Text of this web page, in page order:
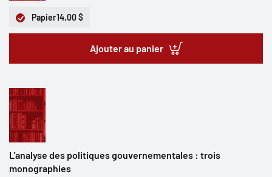
Papier14,00 $
Ajouter au panier
L'analyse des politiques gouvernementales : trois
monographies